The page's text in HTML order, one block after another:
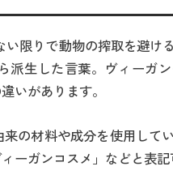
限りで動物の搾取を避け
生した言葉。ヴィーガ
いがあります。
の材料や成分を使用して
ーガンコスメ」などと表記